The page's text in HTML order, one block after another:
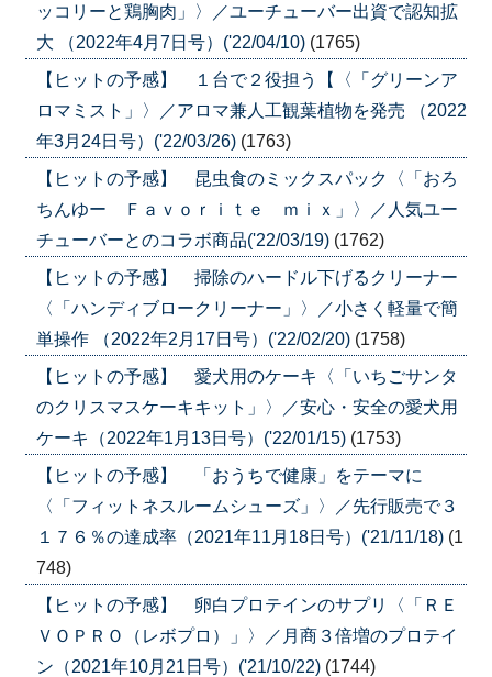
ッコリーと鶏胸肉」〉／ユーチューバー出資で認知拡
大 （2022年4月7日号）('22/04/10) (1765)
【ヒットの予感】 １台で２役担う【〈「グリーンア
ロマミスト」〉／アロマ兼人工観葉植物を発売 （2022
年3月24日号）('22/03/26) (1763)
【ヒットの予感】 昆虫食のミックスパック〈「おろ
ちんゆー Ｆａｖｏｒｉｔｅ ｍｉｘ」〉／人気ユー
チューバーとのコラボ商品('22/03/19) (1762)
【ヒットの予感】 掃除のハードル下げるクリーナー
〈「ハンディブロークリーナー」〉／小さく軽量で簡
単操作 （2022年2月17日号）('22/02/20) (1758)
【ヒットの予感】 愛犬用のケーキ〈「いちごサンタ
のクリスマスケーキキット」〉／安心・安全の愛犬用
ケーキ（2022年1月13日号）('22/01/15) (1753)
【ヒットの予感】 「おうちで健康」をテーマに
〈「フィットネスルームシューズ」〉／先行販売で３
１７６％の達成率（2021年11月18日号）('21/11/18) (1
748)
【ヒットの予感】 卵白プロテインのサプリ〈「ＲＥ
ＶＯＰＲＯ（レボプロ）」〉／月商３倍増のプロテイ
ン（2021年10月21日号）('21/10/22) (1744)